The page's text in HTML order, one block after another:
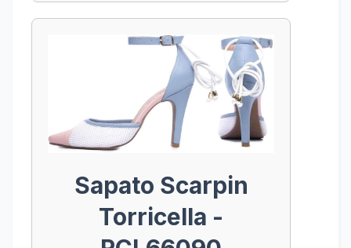
Sapato Scarpin
Torricella -